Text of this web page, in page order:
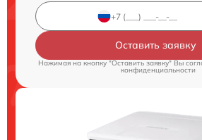
Оставить заявку
Нажимая на кнопку "Оставить заявку" Вы
конфиденциальности